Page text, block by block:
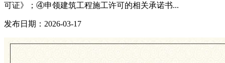
可证》；④申领建筑工程施工许可的相关承诺书...
发布日期：2026-03-17